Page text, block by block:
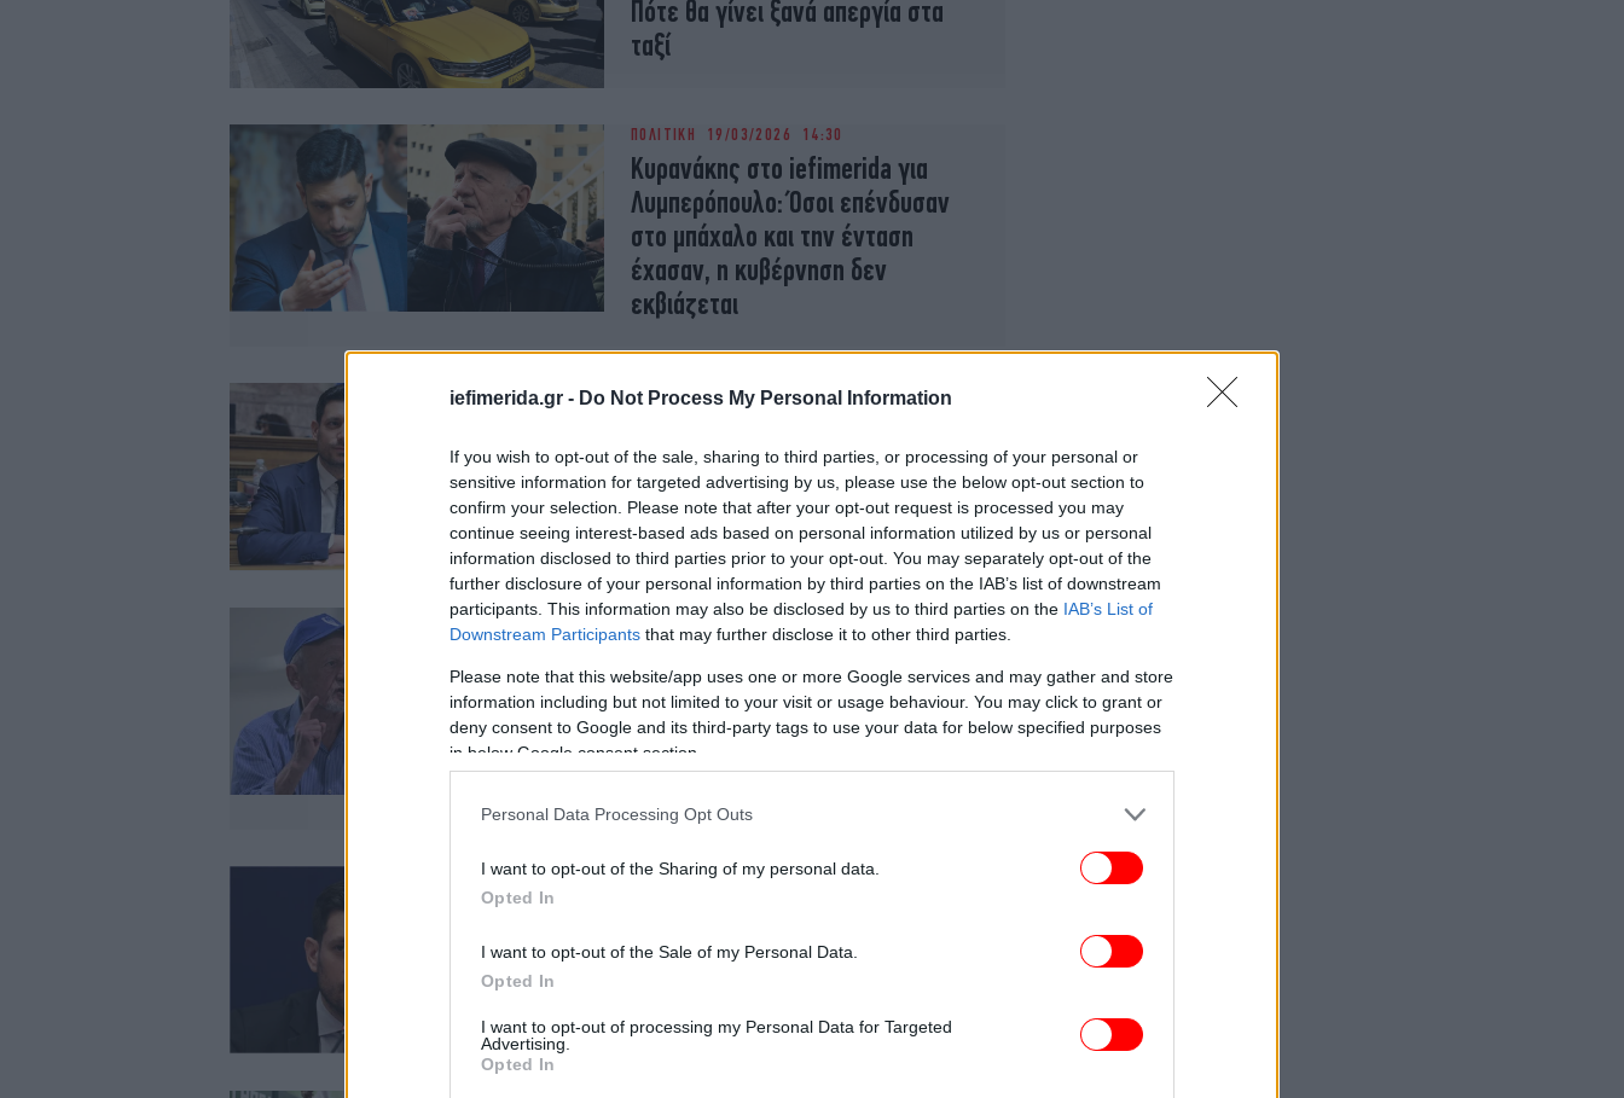
iefimerida.gr - Do Not Process My Personal Information
If you wish to opt-out of the sale, sharing to third parties, or processing of your personal or
sensitive information for targeted advertising by us, please use the below opt-out section to
confirm your selection. Please note that after your opt-out request is processed you may
continue seeing interest-based ads based on personal information utilized by us or personal
information disclosed to third parties prior to your opt-out. You may separately opt-out of the
further disclosure of your personal information by third parties on the IAB’s list of downstream
participants. This information may also be disclosed by us to third parties on the IAB’s List of
Downstream Participants that may further disclose it to other third parties.
Please note that this website/app uses one or more Google services and may gather and store
information including but not limited to your visit or usage behaviour. You may click to grant or
deny consent to Google and its third-party tags to use your data for below specified purposes
in below Google consent section.
Personal Data Processing Opt Outs
I want to opt-out of the Sharing of my personal data.
Opted In
I want to opt-out of the Sale of my Personal Data.
Opted In
I want to opt-out of processing my Personal Data for Targeted
Advertising.
Opted In
Πότε θα γίνει ξανά απεργία στα
ταξί
ΠΟΛΙΤΙΚΗ 19/03/2026 14:30
Κυρανάκης στο iefimerida για
Λυμπερόπουλο: Όσοι επένδυσαν
στο μπάχαλο και την ένταση
έχασαν, η κυβέρνηση δεν
εκβιάζεται
ΠΟΛΙΤΙΚΗ 18/03/2026 20:06
Κυρανάκη μπροστά σε βουλευτές:
«Θα δεις τι θα πάθεις!» -«Με
απειλείς;»
ΠΟΛΙΤΙΚΗ 18/03/2026 16:29
Επίθεση Λυμπερόπουλου στον
Κυρανάκη, στην επιτροπή της
Βουλής -Τον είπε «χουντικό»,
πώς αντέδρασε ο αναπληρωτής
ΕΛΛΑΔΑ 19/02/2026 14:05
για τα ταξί on air: «Απειλεί όσους